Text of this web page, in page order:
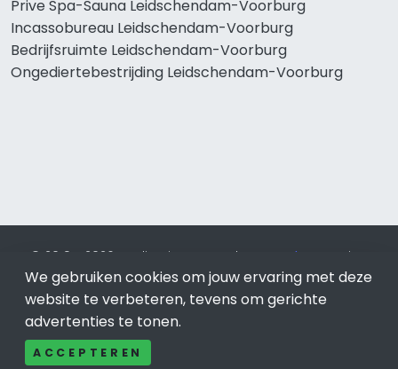
Prive Spa-Sauna Leidschendam-Voorburg
Incassobureau Leidschendam-Voorburg
Bedrijfsruimte Leidschendam-Voorburg
Ongediertebestrijding Leidschendam-Voorburg
© 2019 - 2026 Realisatie en SEO door SEO-bureau
Lion
Internet. Betaal alleen voor bewezen resultaten?SEO
optimalisatie No Cure No Pay.Leidschendam-Voorburg
onderdeel van Lion Internet.
We gebruiken cookies om jouw ervaring met deze
website te verbeteren, tevens om gerichte
advertenties te tonen.
ACCEPTEREN